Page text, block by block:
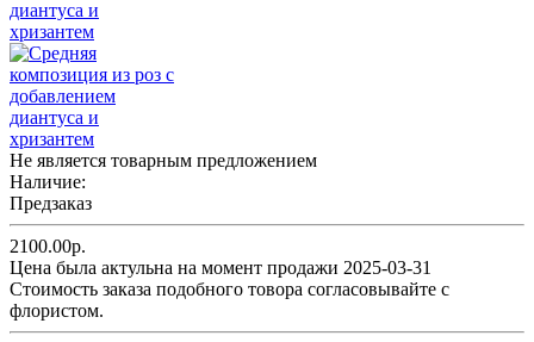
Не является товарным предложением
Наличие:
Предзаказ
2100.00р.
Цена была актульна на момент продажи 2025-03-31
Cтоимость заказа подобного товора согласовывайте с
флористом.